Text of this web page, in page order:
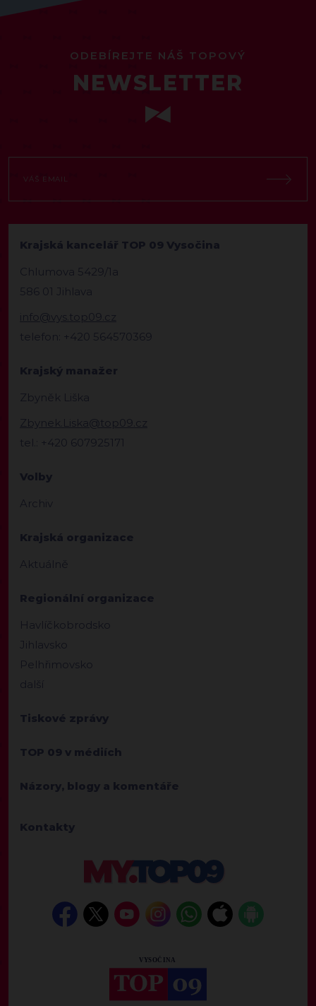
ODEBÍREJTE NÁŠ TOPOVÝ
NEWSLETTER
Krajská kancelář TOP 09 Vysočina
Chlumova 5429/1a
586 01 Jihlava
info@vys.top09.cz
telefon: +420 564570369
Krajský manažer
Zbyněk Liška
Zbynek.Liska@top09.cz
tel.: +420 607925171
Volby
Archiv
Krajská organizace
Aktuálně
Regionální organizace
Havlíčkobrodsko
Jihlavsko
Pelhřimovsko
další
Tiskové zprávy
TOP 09 v médiích
Názory, blogy a komentáře
Kontakty